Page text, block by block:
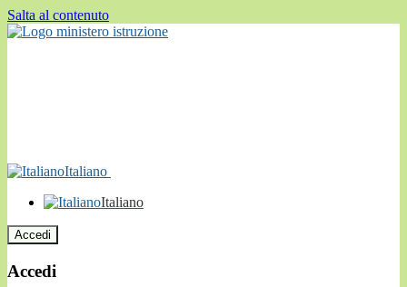
Salta al contenuto
Italiano
Italiano
Accedi
Accedi